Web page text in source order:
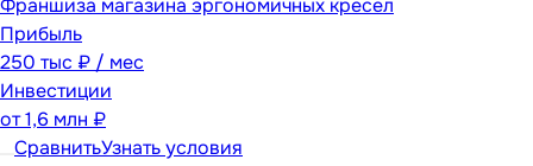
Франшиза магазина эргономичных кресел
Прибыль
250 тыс ₽ / мес
Инвестиции
от1,6 млн ₽
СравнитьУзнать условия